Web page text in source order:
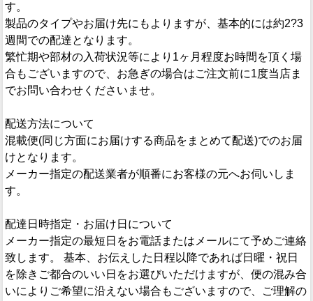
す。
製品のタイプやお届け先にもよりますが、基本的には約2?3
週間での配達となります。
繁忙期や部材の入荷状況等により1ヶ月程度お時間を頂く場
合もございますので、お急ぎの場合はご注文前に1度当店ま
でお問い合わせくださいませ。
配送方法について
混載便(同じ方面にお届けする商品をまとめて配送)でのお届
けとなります。
メーカー指定の配送業者が順番にお客様の元へお伺いしま
す。
配達日時指定・お届け日について
メーカー指定の最短日をお電話またはメールにて予めご連絡
致します。 基本、お伝えした日程以降であれば日曜・祝日
を除きご都合のいい日をお選びいただけますが、便の混み合
いによりご希望に沿えない場合もございますので、ご理解の